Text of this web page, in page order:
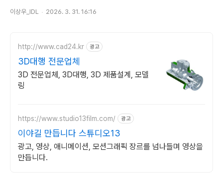
이상우_IDL 2026. 3. 31. 16:16
http://www.cad24.kr 광고
3D대행 전문업체
3D 전문업체, 3D대행, 3D 제품설계, 모델
링
https://www.studio13film.com/ 광고
이야길 만듭니다 스튜디오13
광고, 영상, 애니메이션, 모션그래픽 장르를 넘나들며 영상을
만듭니다.